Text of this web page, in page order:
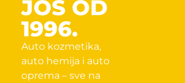
JOŠ OD
1996.
Auto kozmetika,
auto hemija i auto
oprema – sve na